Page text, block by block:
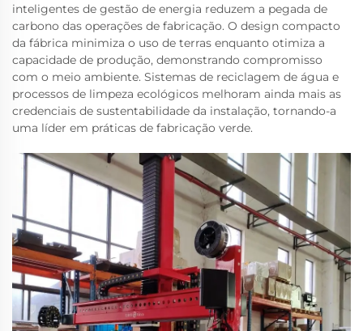
inteligentes de gestão de energia reduzem a pegada de
carbono das operações de fabricação. O design compacto
da fábrica minimiza o uso de terras enquanto otimiza a
capacidade de produção, demonstrando compromisso
com o meio ambiente. Sistemas de reciclagem de água e
processos de limpeza ecológicos melhoram ainda mais as
credenciais de sustentabilidade da instalação, tornando-a
uma líder em práticas de fabricação verde.